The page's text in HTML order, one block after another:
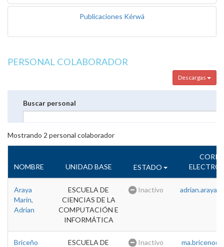
Publicaciones Kérwá
PERSONAL COLABORADOR
Descargas
Buscar personal
Mostrando 2 personal colaborador
NOMBRE UNIDAD BASE ESTADO
Araya
Marin,
Adrian
ESCUELA DE
CIENCIAS DE LA
COMPUTACIÓN E
INFORMÁTICA
Inactivo
Briceño
ESCUELA DE
Inactivo